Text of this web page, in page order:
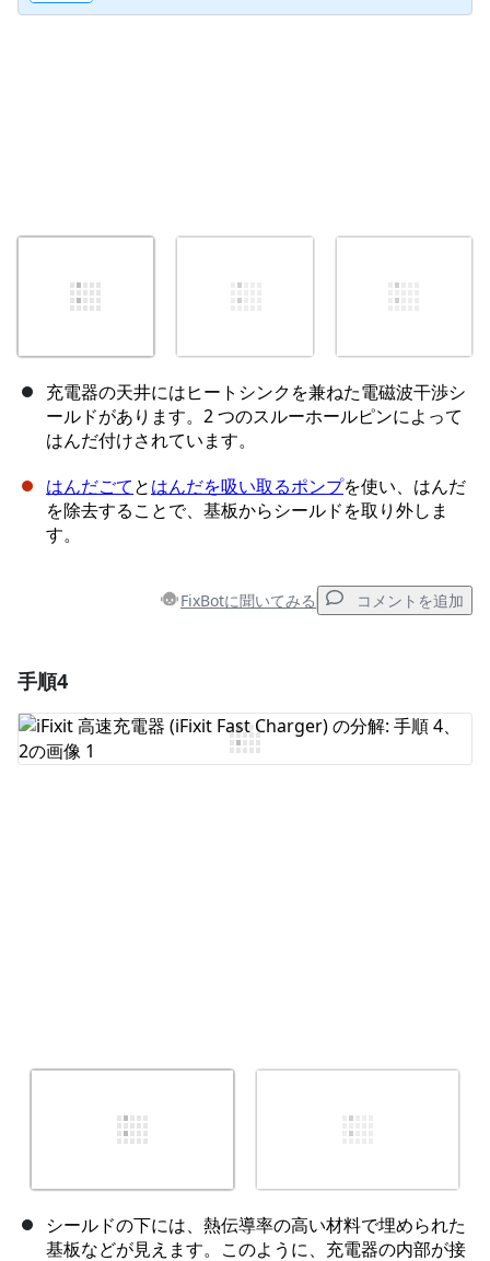
充電器の天井にはヒートシンクを兼ねた電磁波干渉シ
ールドがあります。2 つのスルーホールピンによって
はんだ付けされています。
はんだごてとはんだを吸い取るポンプを使い、はんだ
を除去することで、基板からシールドを取り外しま
す。
FixBotに聞いてみる コメントを追加
コメントを追加
手順4
シールドの下には、熱伝導率の高い材料で埋められた
基板などが見えます。このように、充電器の内部が接